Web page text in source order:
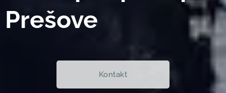
Prešove
Kontakt